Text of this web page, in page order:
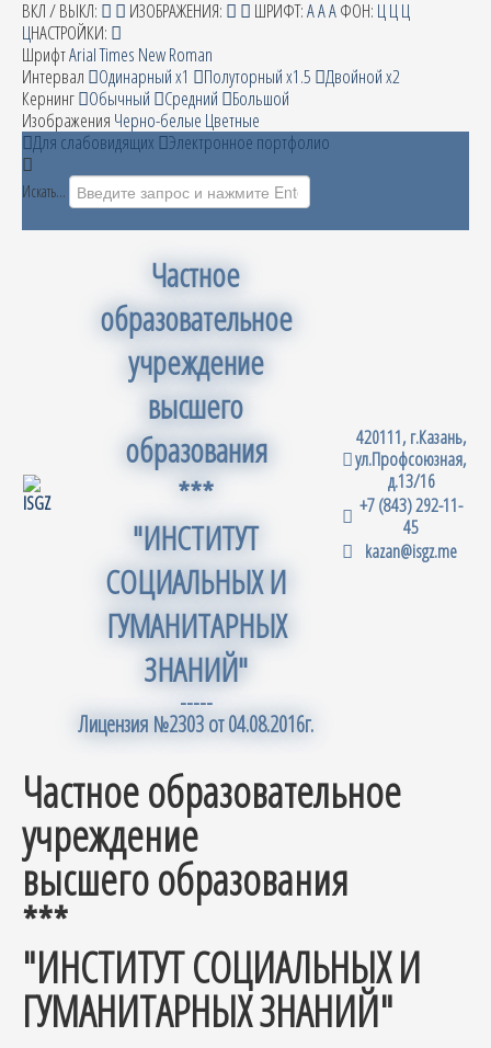
ВКЛ / ВЫКЛ: ИЗОБРАЖЕНИЯ: ШРИФТ:AAAФОН: ЦЦЦ
ЦНАСТРОЙКИ:
ШрифтArialTimes New Roman
Интервал
Одинарный х1 Полуторный х1.5
Двойной х2
Кернинг
Обычный Средний
Большой
Изображения Черно-белые Цветные
Для слабовидящих
Электронное портфолио
Искать...
Частное
образовательное
учреждение
высшего
образования
***
"ИНСТИТУТ
СОЦИАЛЬНЫХ И
ГУМАНИТАРНЫХ
ЗНАНИЙ"
-----
Лицензия №2303 от 04.08.2016г.
420111, г.Казань,
ул.Профсоюзная,
д.13/16
+7 (843) 292-11-
45
kazan@isgz.me
Частное образовательное
учреждение
высшего образования
***
"ИНСТИТУТ СОЦИАЛЬНЫХ И
ГУМАНИТАРНЫХ ЗНАНИЙ"